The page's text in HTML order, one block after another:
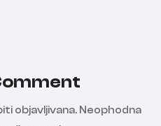
objavljivana. Neophodna